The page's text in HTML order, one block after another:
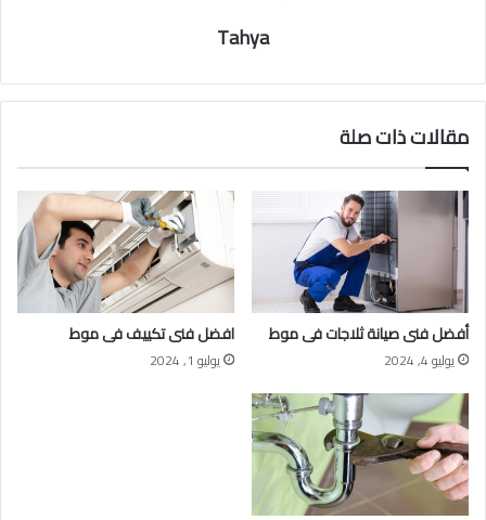
Tahya
مقالات ذات صلة
أفضل فنى صيانة ثلاجات فى موط
يوليو 4, 2024
افضل فنى تكييف فى موط
يوليو 1, 2024